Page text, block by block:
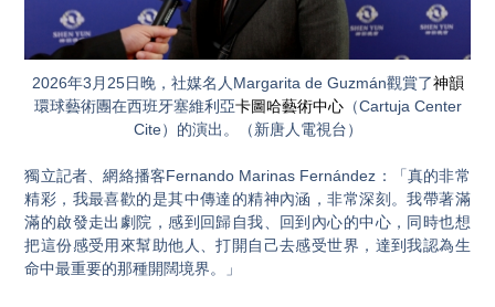
2026年3月25日晚，社媒名人Margarita de Guzmán觀賞了神韻
環球藝術團在西班牙塞維利亞卡圖哈藝術中心（Cartuja Center
Cite）的演出。（新唐人電視台）
獨立記者、網絡播客Fernando Marinas Fernández：「真的非常
精彩，我最喜歡的是其中傳達的精神內涵，非常深刻。我帶著滿
滿的啟發走出劇院，感到回歸自我、回到內心的中心，同時也想
把這份感受用來幫助他人、打開自己去感受世界，達到我認為生
命中最重要的那種開闊境界。」